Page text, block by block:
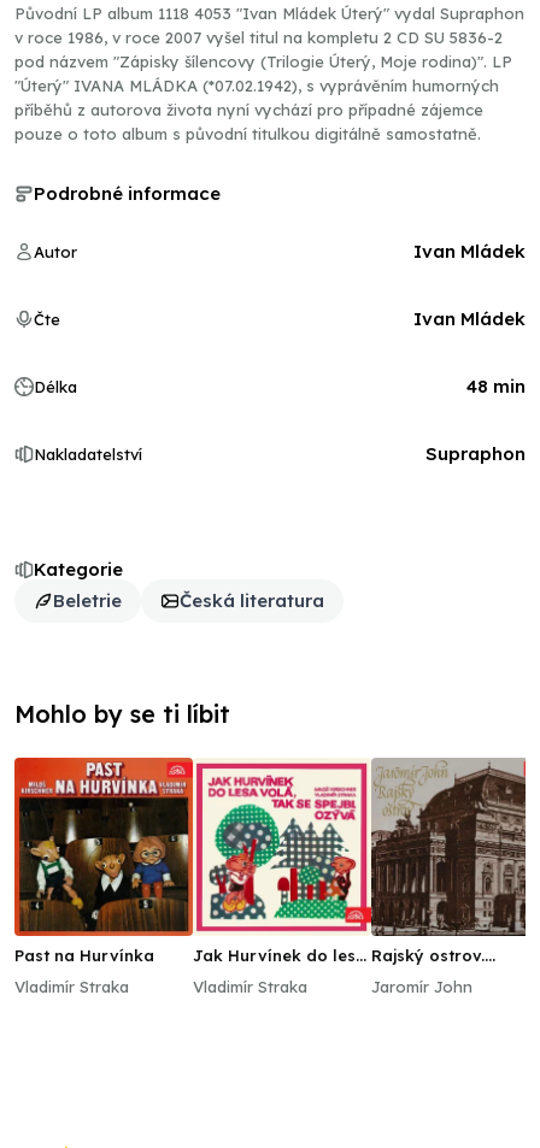
Původní LP album 1118 4053 "Ivan Mládek Úterý" vydal Supraphon
v roce 1986, v roce 2007 vyšel titul na kompletu 2 CD SU 5836-2
pod názvem "Zápisky šílencovy (Trilogie Úterý, Moje rodina)". LP
"Úterý" IVANA MLÁDKA (*07.02.1942), s vyprávěním humorných
příběhů z autorova života nyní vychází pro případné zájemce
pouze o toto album s původní titulkou digitálně samostatně.
Kategorie
Beletrie
Česká literatura
Podrobné informace
Autor Ivan Mládek
Čte Ivan Mládek
Délka 48 min
Nakladatelství Supraphon
Mohlo by se ti líbit
Past na Hurvínka
Vladimír Straka
Jak Hurvínek do lesa
ozývá
Vladimír Straka
Rajský ostrov.
stavbě Národního
Jaromír John